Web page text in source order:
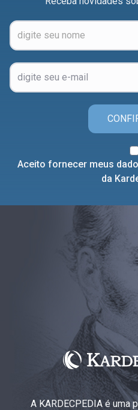
Aceito fornecer meus
da
A KARDECPEDIA é uma